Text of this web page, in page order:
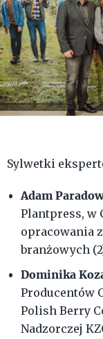
Sylwetki
Adam
Plantpress, w
opracowania
branżowych
Dominika
Producentów
Polish Berry
Nadzorczej